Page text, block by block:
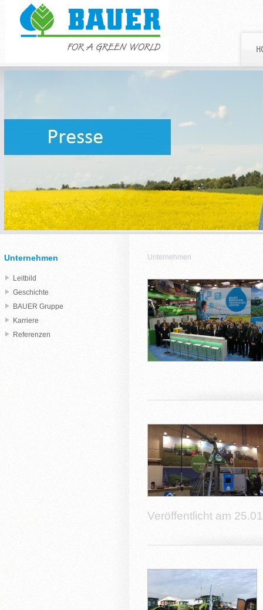
Unternehmen
Veröffentlicht am
Unternehmen
Leitbild
Geschichte
BAUER Gruppe
Karriere
Referenzen